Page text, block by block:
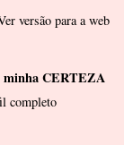
versão para a web
CERTEZA
completo